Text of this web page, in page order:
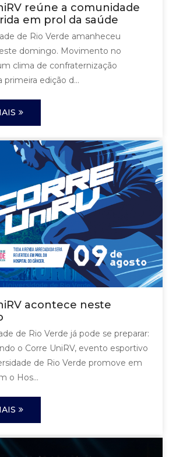
reúne a comunidade
em prol da saúde
de Rio Verde amanheceu
domingo. Movimento no
clima de confraternização
primeira edição d...
acontece neste
de Rio Verde já pode se preparar:
o Corre UniRV, evento esportivo
de Rio Verde promove em
o Hos...